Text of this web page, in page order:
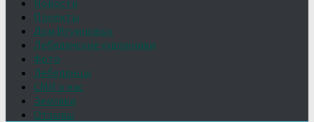
Новости
Проекты
Дом Игумновых
Лебедянские художники
Фото
Лебедянцы
СМИ о нас
Земляки
Отзывы